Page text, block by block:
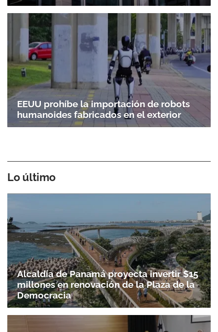
EEUU prohíbe la importación de robots
humanoides fabricados en el exterior
Lo último
Alcaldía de Panamá proyecta invertir $15
millones en renovación de la Plaza de la
Democracia